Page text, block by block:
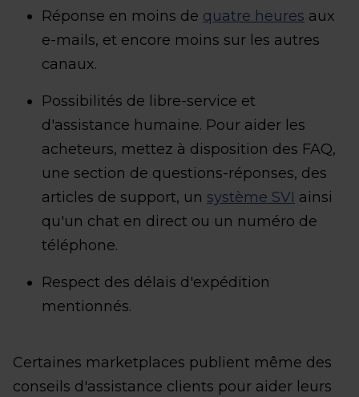
Réponse en moins de quatre heures aux
e-mails, et encore moins sur les autres
canaux.
Possibilités de libre-service et
d'assistance humaine. Pour aider les
acheteurs, mettez à disposition des FAQ,
une section de questions-réponses, des
articles de support, un système SVI ainsi
qu'un chat en direct ou un numéro de
téléphone.
Respect des délais d'expédition
mentionnés.
Certaines marketplaces publient même des
conseils d'assistance clients pour aider leurs